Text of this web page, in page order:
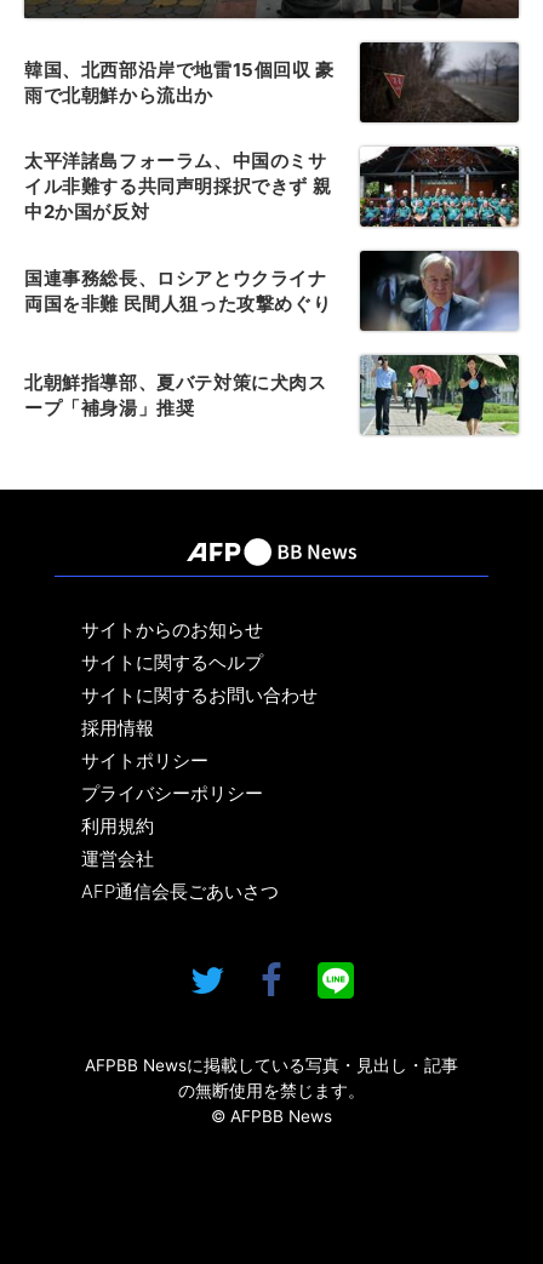
韓国、北西部沿岸で地雷15個回収 豪
雨で北朝鮮から流出か
太平洋諸島フォーラム、中国のミサ
イル非難する共同声明採択できず 親
中2か国が反対
国連事務総長、ロシアとウクライナ
両国を非難 民間人狙った攻撃めぐり
北朝鮮指導部、夏バテ対策に犬肉ス
ープ「補身湯」推奨
サイトからのお知らせ
サイトに関するヘルプ
サイトに関するお問い合わせ
採用情報
サイトポリシー
プライバシーポリシー
利用規約
運営会社
AFP通信会長ごあいさつ
AFPBB Newsに掲載している写真・見出し・記事
の無断使用を禁じます。
© AFPBB News